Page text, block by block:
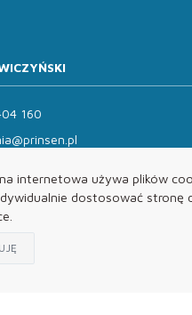
internetowa używa plików
dostosować stronę
160
Sob: zamknięte